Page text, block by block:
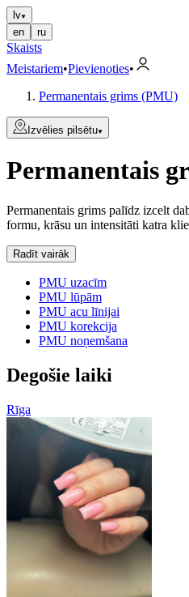
lv
en
ru
Skaists
Meistariem•Pievienoties•
Permanentais grims (PMU)
Izvēlies pilsētu
Permanentais
Permanentais grims palīdz izcelt
formu, krāsu un intensitāti katra
Radīt vairāk
PMU uzacīm
PMU lūpām
PMU acu līnijai
PMU korekcija
PMU noņemšana
Degošie laiki
Rīga